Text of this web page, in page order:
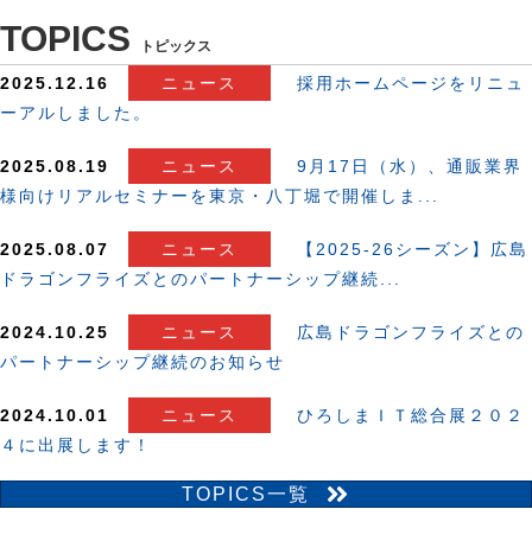
TOPICS トピックス
2025.12.16 ニュース
採用ホームページをリニュ
ーアルしました。
2025.08.19 ニュース
9月17日（水）、通販業界
様向けリアルセミナーを東京・八丁堀で開催しま...
2025.08.07 ニュース
【2025-26シーズン】広島
ドラゴンフライズとのパートナーシップ継続...
2024.10.25 ニュース
広島ドラゴンフライズとの
パートナーシップ継続のお知らせ
2024.10.01 ニュース
ひろしまＩＴ総合展２０２
４に出展します！
TOPICS一覧